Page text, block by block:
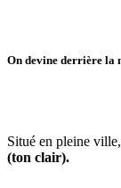
On devine derrière la
Situé en pleine
(ton clair).